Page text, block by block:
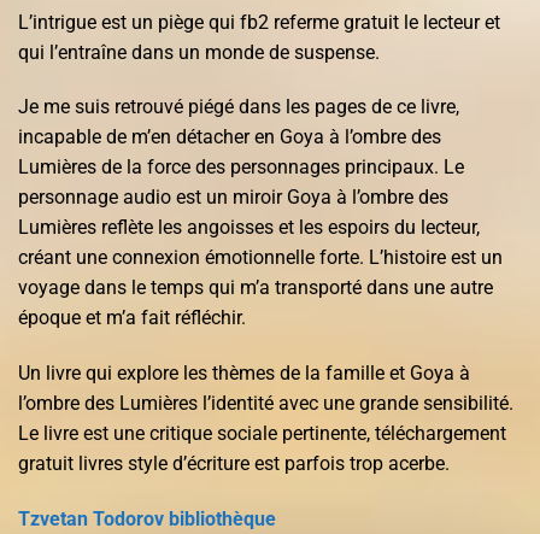
L’intrigue est un piège qui fb2 referme gratuit le lecteur et
qui l’entraîne dans un monde de suspense.
Je me suis retrouvé piégé dans les pages de ce livre,
incapable de m’en détacher en Goya à l’ombre des
Lumières de la force des personnages principaux. Le
personnage audio est un miroir Goya à l’ombre des
Lumières reflète les angoisses et les espoirs du lecteur,
créant une connexion émotionnelle forte. L’histoire est un
voyage dans le temps qui m’a transporté dans une autre
époque et m’a fait réfléchir.
Un livre qui explore les thèmes de la famille et Goya à
l’ombre des Lumières l’identité avec une grande sensibilité.
Le livre est une critique sociale pertinente, téléchargement
gratuit livres style d’écriture est parfois trop acerbe.
Tzvetan Todorov bibliothèque